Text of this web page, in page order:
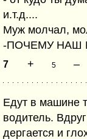
и.т.д....
Муж молчал,
-ПОЧЕМУ НАШ
7 + 5 –
Едут в машине
водитель.
дергается и